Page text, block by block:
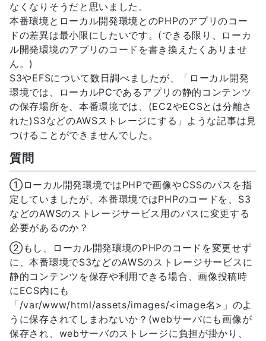
なくなりそうだと思いました。
本番環境とローカル開発環境とのPHPのアプリのコー
ドの差異は最小限にしたいです。(できる限り、ローカ
ル開発環境のアプリのコードを書き換えたくありませ
ん。)
S3やEFSについて数日調べましたが、「ローカル開発
環境では、ローカルPCであるアプリの静的コンテンツ
の保存場所を、本番環境では、(EC2やECSとは分離さ
れた)S3などのAWSストレージにする」ような記事は見
つけることができませんでした。
質問
①ローカル開発環境ではPHPで画像やCSSのパスを指
定していましたが、本番環境ではPHPのコードを、S3
などのAWSのストレージサービス用のパスに変更する
必要があるのか？
②もし、ローカル開発環境のPHPのコードを変更せず
に、本番環境でS3などのAWSのストレージサービスに
静的コンテンツを保存や利用できる場合、画像投稿時
にECS内にも
「/var/www/html/assets/images/<image名>」のよ
うに保存されてしまわないか？(webサーバにも画像が
保存され、webサーバのストレージに負担が掛かり、